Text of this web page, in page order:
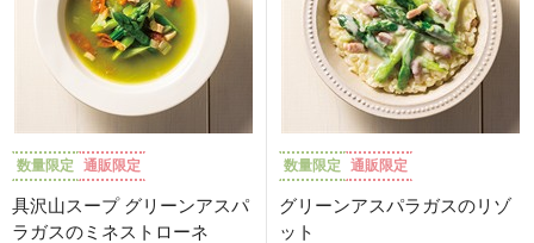
数量限定 通販限定
具沢山スープ グリーンアスパ
ラガスのミネストローネ
数量限定 通販限定
グリーンアスパラガスのリゾ
ット